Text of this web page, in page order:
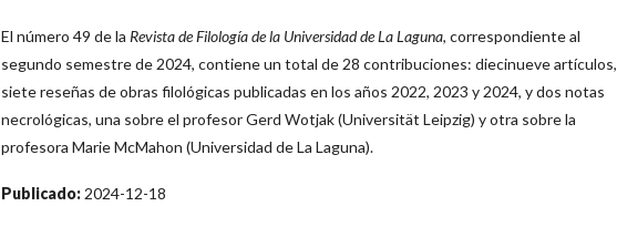
El número 49 de la Revista de Filología de la Universidad de La Laguna, correspondiente al
segundo semestre de 2024, contiene un total de 28 contribuciones: diecinueve artículos,
siete reseñas de obras filológicas publicadas en los años 2022, 2023 y 2024, y dos notas
necrológicas, una sobre el profesor Gerd Wotjak (Universität Leipzig) y otra sobre la
profesora Marie McMahon (Universidad de La Laguna).
Publicado: 2024-12-18